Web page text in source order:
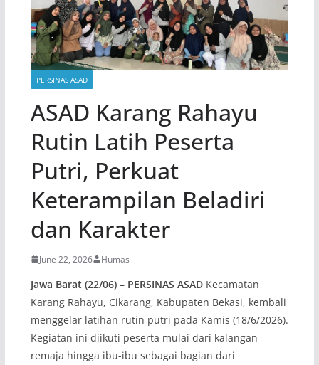
PERSINAS ASAD
ASAD Karang Rahayu
Rutin Latih Peserta
Putri, Perkuat
Keterampilan Beladiri
dan Karakter
June 22, 2026 Humas
Jawa Barat (22/06)– PERSINAS ASADKecamatan
Karang Rahayu, Cikarang, Kabupaten Bekasi, kembali
menggelar latihan rutin putri pada Kamis (18/6/2026).
Kegiatan ini diikuti peserta mulai dari kalangan
remaja hingga ibu-ibu sebagai bagian dari